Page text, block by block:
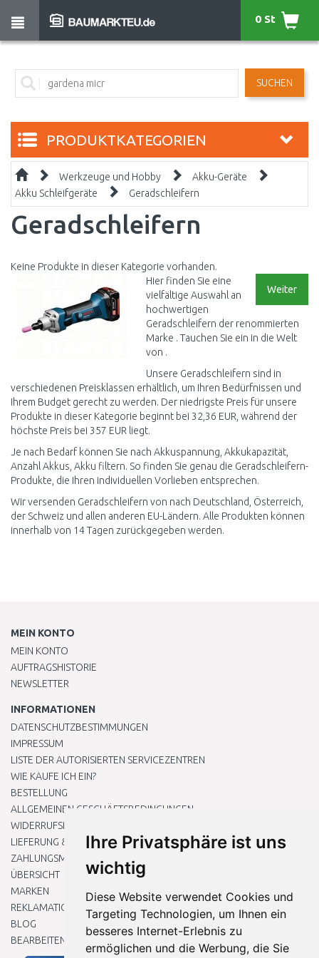
Ihre Privatsphäre ist uns
wichtig
Diese Website verwendet Cookies und
Targeting Technologien, um Ihnen ein
besseres Internet-Erlebnis zu
ermöglichen und die Werbung, die Sie
SUCHEN
0 St
PRODUKTKATEGORIEN
Werkzeuge und Hobby
Akku-Geräte
Akku Schleifgeräte
Geradschleifern
Geradschleifern
Keine Produkte in dieser Kategorie vorhanden.
Weiter
Hier finden Sie eine
vielfältige Auswahl an
hochwertigen
Geradschleifern der renommierten
Marke . Tauchen Sie ein in die Welt
von .
Unsere Geradschleifern sind in
verschiedenen Preisklassen erhältlich, um Ihren Bedürfnissen und
Ihrem Budget gerecht zu werden. Der niedrigste Preis für unsere
Produkte in dieser Kategorie beginnt bei 32,36 EUR, während der
höchste Preis bei 357 EUR liegt.
Je nach Bedarf können Sie nach Akkuspannung, Akkukapazität,
Anzahl Akkus, Akku filtern. So finden Sie genau die Geradschleifern-
Produkte, die Ihren individuellen Vorlieben entsprechen.
Wir versenden Geradschleifern von nach Deutschland, Österreich,
der Schweiz und allen anderen EU-Ländern. Alle Produkten können
innerhalb von 14 Tagen zurückgegeben werden.
MEIN KONTO
MEIN KONTO
AUFTRAGSHISTORIE
NEWSLETTER
INFORMATIONEN
DATENSCHUTZBESTIMMUNGEN
IMPRESSUM
LISTE DER AUTORISIERTEN SERVICEZENTREN
WIE KAUFE ICH EIN?
BESTELLUNG
ALLGEMEINEN GESCHÄFTSBEDINGUNGEN
WIDERRUFSRECHT
LIEFERUNG & ZAHLUNG
ZAHLUNGSMETHODEN
ÜBERSICHT
MARKEN
REKLAMATIONEN UND RETOUREN
BLOG
BEARBEITEN SIE MEINE COOKIE-EINSTELLUNGEN